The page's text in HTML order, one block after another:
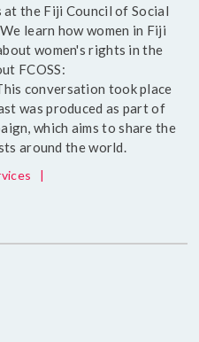
at the Fiji Council of Social
learn how women in Fiji
women's rights in the
FCOSS:
conversation took place
was produced as part of
which aims to share the
around the world.
|